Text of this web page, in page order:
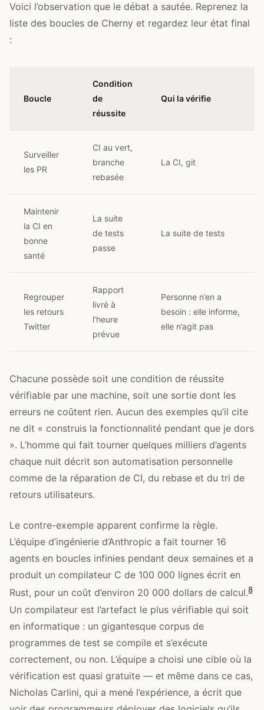
Voici l’observation que le débat a sautée. Reprenez la
liste des boucles de Cherny et regardez leur état final
:
Boucle
Condition
de
réussite
Qui la vérifie
Surveiller
les PR
CI au vert,
branche
rebasée
La CI, git
Maintenir
la CI en
bonne
santé
La suite
de tests
passe
La suite de tests
Regrouper
les retours
Twitter
Rapport
livré à
l’heure
prévue
Personne n’en a
besoin : elle informe,
elle n’agit pas
Chacune possède soit une condition de réussite
vérifiable par une machine, soit une sortie dont les
erreurs ne coûtent rien. Aucun des exemples qu’il cite
ne dit « construis la fonctionnalité pendant que je dors
». L’homme qui fait tourner quelques milliers d’agents
chaque nuit décrit son automatisation personnelle
comme de la réparation de CI, du rebase et du tri de
retours utilisateurs.
Le contre-exemple apparent confirme la règle.
L’équipe d’ingénierie d’Anthropic a fait tourner 16
agents en boucles infinies pendant deux semaines et a
produit un compilateur C de 100 000 lignes écrit en
Rust, pour un coût d’environ 20 000 dollars de calcul.8
Un compilateur est l’artefact le plus vérifiable qui soit
en informatique : un gigantesque corpus de
programmes de test se compile et s’exécute
correctement, ou non. L’équipe a choisi une cible où la
vérification est quasi gratuite — et même dans ce cas,
Nicholas Carlini, qui a mené l’expérience, a écrit que